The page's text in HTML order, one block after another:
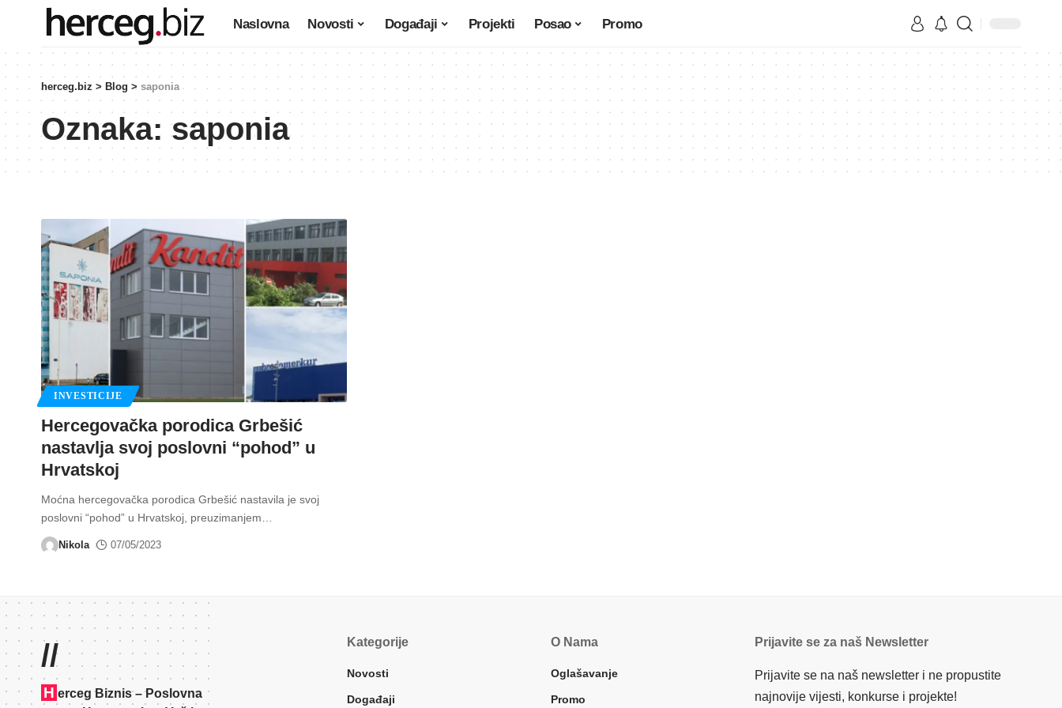
Naslovna Novosti Događaji Projekti Posao Promo
herceg.biz > Blog > saponia
Oznaka:saponia
INVESTICIJE
Hercegovačka porodica Grbešić
nastavlja svoj poslovni “pohod” u
Hrvatskoj
Moćna hercegovačka porodica Grbešić nastavila je svoj
poslovni “pohod” u Hrvatskoj, preuzimanjem
Nikola 07/05/2023
//
H erceg Biznis – Poslovna
Kategorije
Novosti
Događaji
O Nama
Oglašavanje
Promo
Prijavite se za naš Newsletter
Prijavite se na naš newsletter i ne propustite
najnovije vijesti, konkurse i projekte!